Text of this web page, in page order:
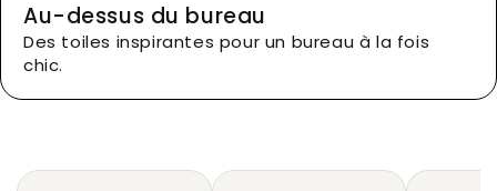
Au-dessus du bureau
Des toiles inspirantes pour un bureau à la fois
chic.